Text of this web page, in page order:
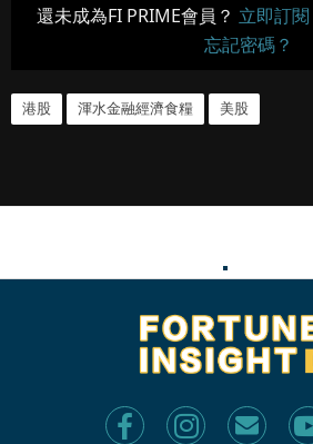
還未成為FI PRIME會員？ 立即訂閱
忘記密碼？
港股 渾水金融經濟食糧 美股